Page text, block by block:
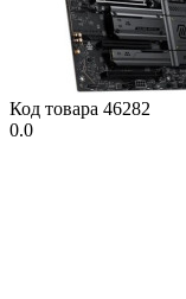
Код товара 46282
0.0